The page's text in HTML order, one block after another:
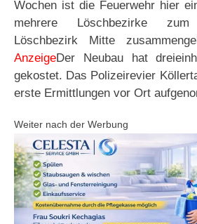
Wochen ist die Feuerwehr hier
mehrere Löschbezirke
Löschbezirk Mitte
AnzeigeDer Neubau hat
gekostet. Das Polizeirevier
erste Ermittlungen vor Ort
Weiter nach der Werbung